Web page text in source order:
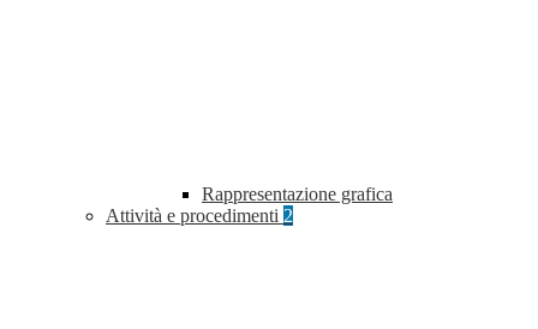
Rappresentazione grafica
Attività e procedimenti 2